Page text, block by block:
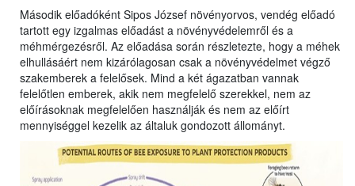
Második előadóként Sipos József növényorvos, vendég előadó
tartott egy izgalmas előadást a növényvédelemről és a
méhmérgezésről. Az előadása során részletezte, hogy a méhek
elhullásáért nem kizárólagosan csak a növényvédelmet végző
szakemberek a felelősek. Mind a két ágazatban vannak
felelőtlen emberek, akik nem megfelelő szerekkel, nem az
előírásoknak megfelelően használják és nem az előírt
mennyiséggel kezelik az általuk gondozott állományt.